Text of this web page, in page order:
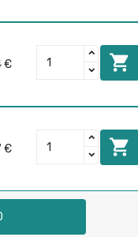
€ 
€ 